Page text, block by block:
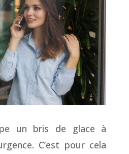
un bris de glace à
C’est pour cela